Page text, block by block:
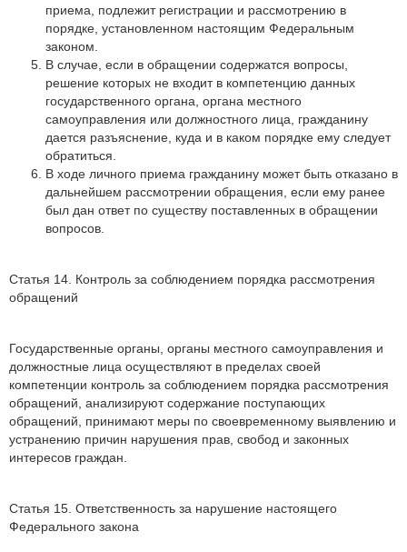
приема, подлежит регистрации и рассмотрению в
порядке, установленном настоящим Федеральным
законом.
В случае, если в обращении содержатся вопросы,
решение которых не входит в компетенцию данных
государственного органа, органа местного
самоуправления или должностного лица, гражданину
дается разъяснение, куда и в каком порядке ему следует
обратиться.
В ходе личного приема гражданину может быть отказано в
дальнейшем рассмотрении обращения, если ему ранее
был дан ответ по существу поставленных в обращении
вопросов.
Статья 14. Контроль за соблюдением порядка рассмотрения
обращений
Государственные органы, органы местного самоуправления и
должностные лица осуществляют в пределах своей
компетенции контроль за соблюдением порядка рассмотрения
обращений, анализируют содержание поступающих
обращений, принимают меры по своевременному выявлению и
устранению причин нарушения прав, свобод и законных
интересов граждан.
Статья 15. Ответственность за нарушение настоящего
Федерального закона